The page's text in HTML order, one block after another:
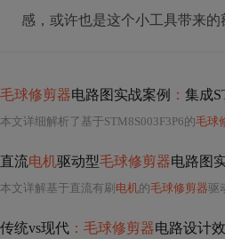
感，或许也是这个小工具带来的
毛球修剪器电路图实战案例 ： 集成
本文详细解析了基于STM8S003F3P6的毛球
直流电机驱动型毛球修剪器电路图
本文详解基于直流有刷 电机的毛球修剪器驱
传统vs现代 ：毛球修剪器电路设计